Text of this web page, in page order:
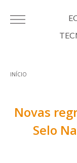
INÍCIO
Novas
Selo